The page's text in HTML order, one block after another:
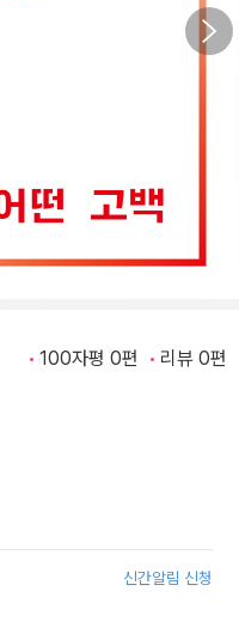
100자평 0편 리뷰 0편
신간알림 신청